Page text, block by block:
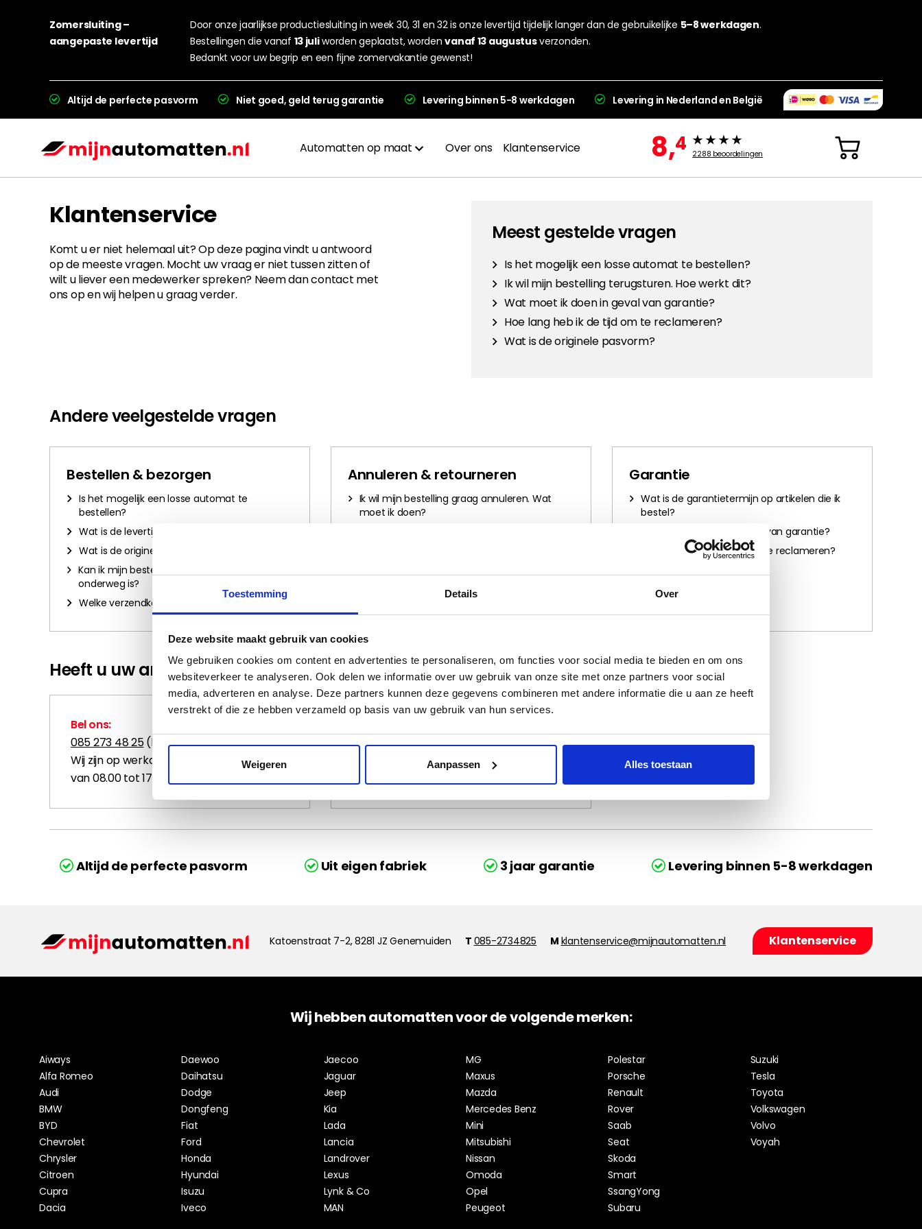
Toestemming Details Over
Deze website maakt gebruik van cookies
We gebruiken cookies om content en advertenties te personaliseren, om functies voor social media te bieden en om ons
websiteverkeer te analyseren. Ook delen we informatie over uw gebruik van onze site met onze partners voor social
media, adverteren en analyse. Deze partners kunnen deze gegevens combineren met andere informatie die u aan ze heeft
verstrekt of die ze hebben verzameld op basis van uw gebruik van hun services.
Weigeren Aanpassen Alles toestaan
Zomersluiting –
aangepaste levertijd
Door onze jaarlijkse productiesluiting in week 30, 31 en 32 is onze levertijd tijdelijk langer dan de gebruikelijke 5–8 werkdagen.
Bestellingen die vanaf 13 juliworden geplaatst, wordenvanaf 13 augustusverzonden.
Bedankt voor uw begrip en een fijne zomervakantie gewenst!
Altijd de perfecte pasvorm Niet goed, geld terug garantie Levering binnen 5-8 werkdagen Levering in Nederland en België
Automatten op maat
Hakplaat
Over ons Klantenservice 8,4 2288 beoordelingen
Klantenservice
Komt u er niet helemaal uit? Op deze pagina vindt u antwoord
op de meeste vragen. Mocht uw vraag er niet tussen zitten of
wilt u liever een medewerker spreken? Neem dan contact met
ons op en wij helpen u graag verder.
Meest gestelde vragen
Is het mogelijk een losse automat te bestellen?
Ik wil mijn bestelling terugsturen. Hoe werkt dit?
Wat moet ik doen in geval van garantie?
Hoe lang heb ik de tijd om te reclameren?
Wat is de originele pasvorm?
Andere veelgestelde vragen
Bestellen & bezorgen
Is het mogelijk een losse automat te
bestellen?
Wat is de levertijd?
Wat is de originele pasvorm?
Kan ik mijn bestelling volgen als deze
onderweg is?
Welke verzendkosten worden er berekend?
Annuleren & retourneren
Ik wil mijn bestelling graag annuleren. Wat
moet ik doen?
Garantie
Wat is de garantietermijn op artikelen die ik
bestel?
Wat moet ik doen in geval van garantie?
Hoe lang heb ik de tijd om te reclameren?
Heeft u uw antwoord niet gevonden?
Bel ons:
085 273 48 25(lokaal tarief)
Wij zijn op werkdagen bereikbaar
van 08.00 tot 17.00 uur.
klantenservice@mijnautomatten.nl
Wij doen ons best om binnen 48 uur
Altijd de perfecte pasvorm Uit eigen fabriek 3 jaar garantie Levering binnen 5-8 werkdagen
Katoenstraat 7-2, 8281 JZ Genemuiden T 085-2734825 M klantenservice@mijnautomatten.nl Klantenservice
Wij hebben automatten voor de volgende merken:
Aiways
Alfa Romeo
Audi
BMW
BYD
Chevrolet
Chrysler
Citroen
Cupra
Dacia
Daewoo
Daihatsu
Dodge
Dongfeng
Fiat
Ford
Honda
Hyundai
Isuzu
Iveco
Jaecoo
Jaguar
Jeep
Kia
Lada
Lancia
Landrover
Lexus
Lynk & Co
MAN
MG
Maxus
Mazda
Mercedes Benz
Mini
Mitsubishi
Nissan
Omoda
Opel
Peugeot
Polestar
Porsche
Renault
Rover
Saab
Seat
Skoda
Smart
SsangYong
Subaru
Suzuki
Tesla
Toyota
Volkswagen
Volvo
Voyah